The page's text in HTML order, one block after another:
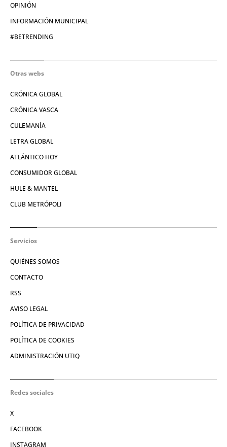
OPINIÓN
INFORMACIÓN MUNICIPAL
#BETRENDING
Otras webs
CRÓNICA GLOBAL
CRÓNICA VASCA
CULEMANÍA
LETRA GLOBAL
ATLÁNTICO HOY
CONSUMIDOR GLOBAL
HULE & MANTEL
CLUB METRÓPOLI
Servicios
QUIÉNES SOMOS
CONTACTO
RSS
AVISO LEGAL
POLÍTICA DE PRIVACIDAD
POLÍTICA DE COOKIES
ADMINISTRACIÓN UTIQ
Redes sociales
X
FACEBOOK
INSTAGRAM